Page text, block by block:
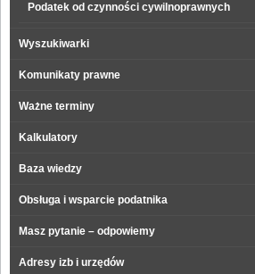
Podatek od czynności cywilnoprawnych
Wyszukiwarki
Komunikaty prawne
Ważne terminy
Kalkulatory
Baza wiedzy
Obsługa i wsparcie podatnika
Masz pytanie – odpowiemy
Adresy izb i urzędów